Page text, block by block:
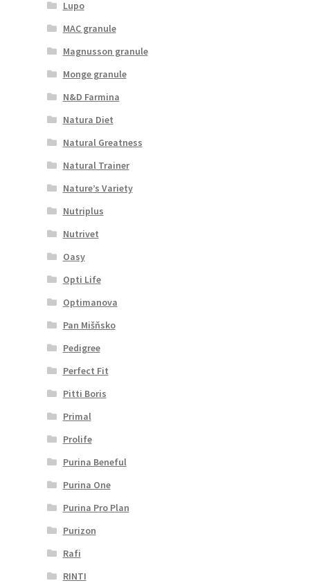
Lupo
MAC granule
Magnusson granule
Monge granule
N&D Farmina
Natura Diet
Natural Greatness
Natural Trainer
Nature’s Variety
Nutriplus
Nutrivet
Oasy
Opti Life
Optimanova
Pan Mišňsko
Pedigree
Perfect Fit
Pitti Boris
Primal
Prolife
Purina Beneful
Purina One
Purina Pro Plan
Purizon
Rafi
RINTI